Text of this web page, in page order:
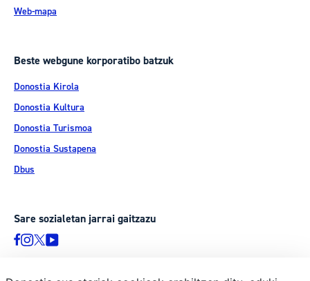
Web-mapa
Beste webgune korporatibo batzuk
Donostia Kirola
Donostia Kultura
Donostia Turismoa
Donostia Sustapena
Dbus
Sare sozialetan jarrai gaitzazu